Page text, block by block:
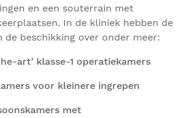
en een souterrain met
In de kliniek hebben de
de beschikking over onder meer:
art’ klasse-1 operatiekamers
voor kleinere ingrepen
met